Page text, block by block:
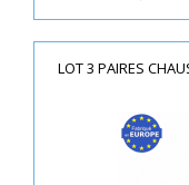
LOT 3 PAIRES